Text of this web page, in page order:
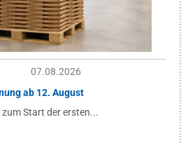
07.08.2026
ab 12. August
Start der ersten...